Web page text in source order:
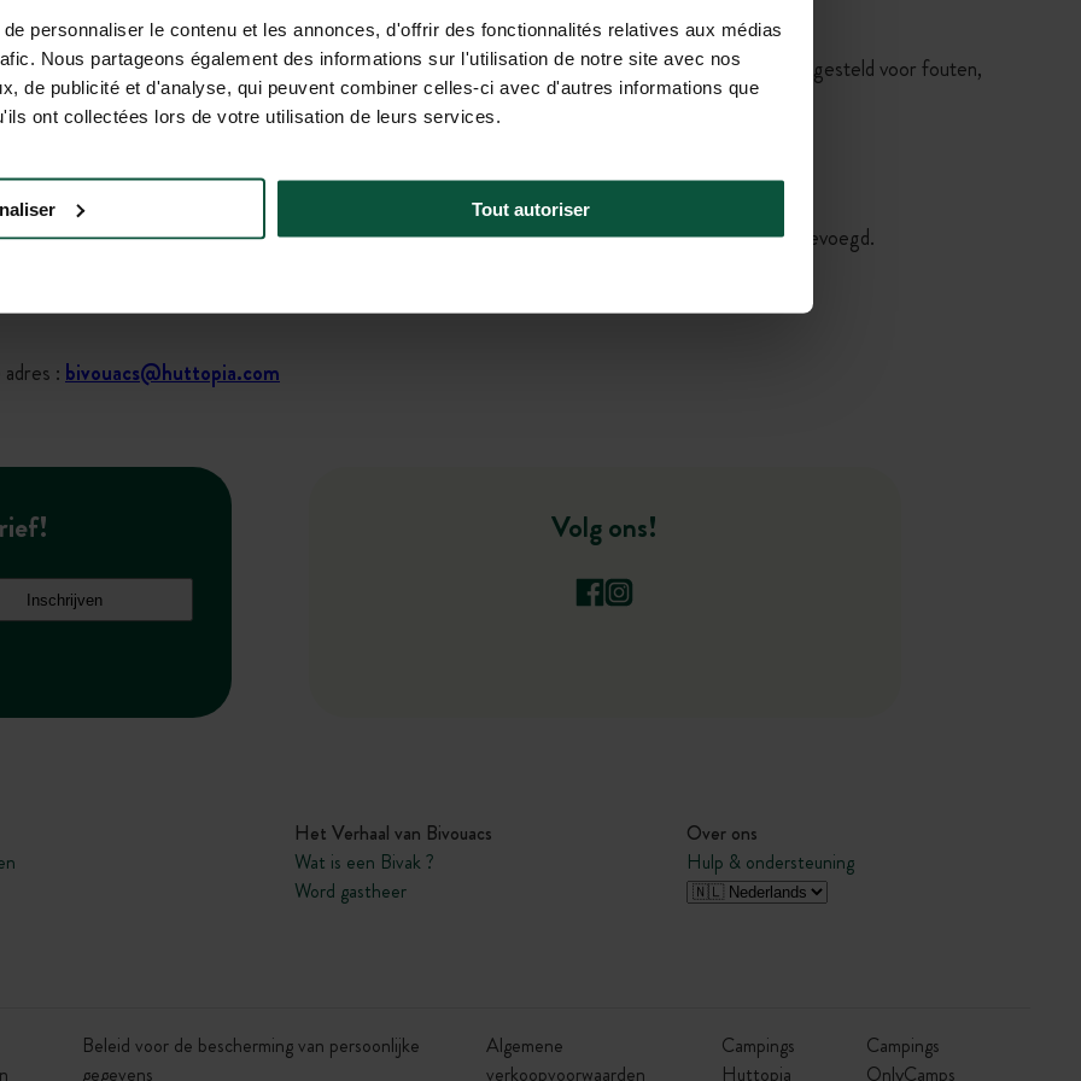
personnaliser le contenu et les annonces, d'offrir des fonctionnalités relatives aux médias
Nous partageons également des informations sur l'utilisation de notre site avec nos
de publicité et d'analyse, qui peuvent combiner celles-ci avec d'autres informations que
ont collectées lors de votre utilisation de leurs services.
Tout autoriser
site gepubliceerde informatie te waarborgen. De uitgever kan echter niet aansprakelijk worden gesteld voor fouten,
van een geschil zijn uitsluitend de rechtbanken van de maatschappelijke zetel van het bedrijf bevoegd.
:bivouacs@huttopia.com
Volg ons!
Het Verhaal van Bivouacs
Wat is een Bivak ?
Word gastheer
Over ons
Hulp & ondersteuning
Beleid voor de bescherming van persoonlijke
gegevens
Algemene
verkoopvoorwaarden
Campings
Huttopia
Campings
OnlyCamps